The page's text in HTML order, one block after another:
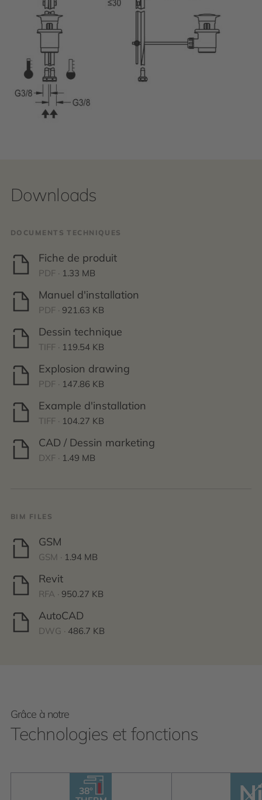
Downloads
DOCUMENTS TECHNIQUES
Fiche de produit
PDF · 1.33 MB
Manuel d'installation
PDF · 921.63 KB
Dessin technique
TIFF · 119.54 KB
Explosion drawing
PDF · 147.86 KB
Example d'installation
TIFF · 104.27 KB
CAD / Dessin marketing
DXF · 1.49 MB
BIM FILES
GSM
GSM · 1.94 MB
Revit
RFA · 950.27 KB
AutoCAD
DWG · 486.7 KB
Grâce à notre
Technologies et fonctions
38°